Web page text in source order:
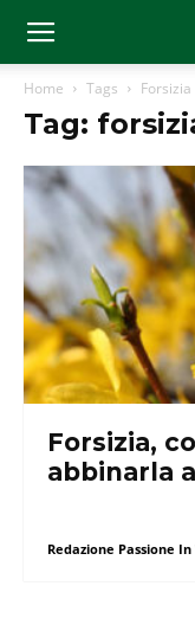
Home Tags Forsizia
Tag:
Forsizia,
abbinarla
Redazione Passione